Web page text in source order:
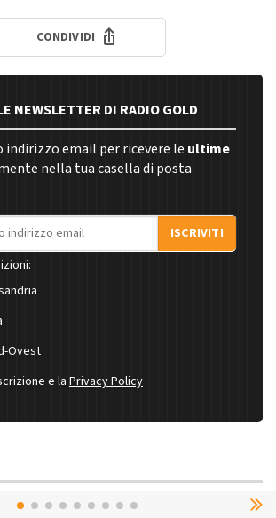
CONDIVIDI
NEWSLETTER DI RADIO GOLD
indirizzo email per ricevere le ultime
nella tua casella di posta
ISCRIVITI
Ovest
e la Privacy Policy